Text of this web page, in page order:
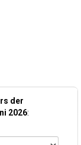
der
2026: